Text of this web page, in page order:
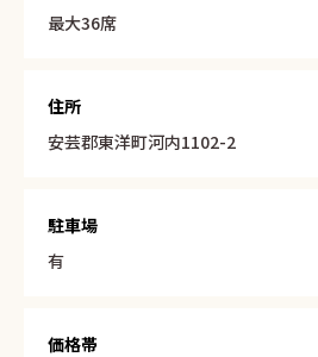
最大36席
住所
安芸郡東洋町河内1102-2
駐車場
有
価格帯